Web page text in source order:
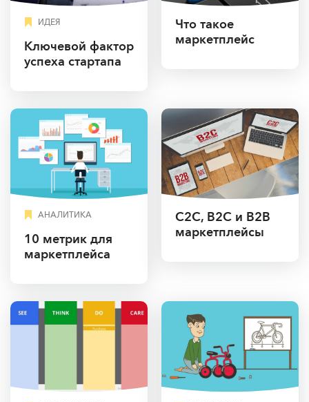
ИДЕЯ
Ключевой фактор
успеха стартапа
Что такое
маркетплейс
АНАЛИТИКА
10 метрик для
маркетплейса
С2С, B2C и B2B
маркетплейсы